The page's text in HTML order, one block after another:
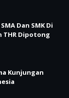
Dan SMK Di
THR Dipotong
Kunjungan